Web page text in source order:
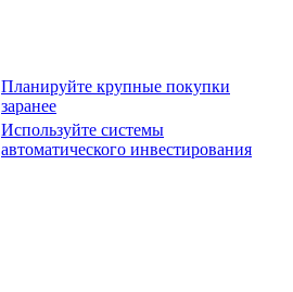
Планируйте крупные покупки
заранее
Используйте системы
автоматического инвестирования